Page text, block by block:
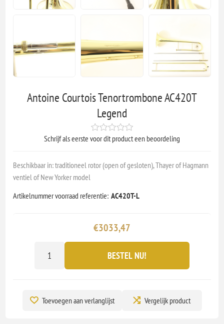
Antoine Courtois Tenortrombone AC420T
Legend
Schrijf als eerste voor dit product een beoordeling
Beschikbaar in: traditioneel rotor (open of gesloten), Thayer of Hagmann
ventiel of New Yorker model
Artikelnummer voorraad referentie: AC420T-L
€3033,47
BESTEL NU!
Toevoegen aan verlanglijst Vergelijk product